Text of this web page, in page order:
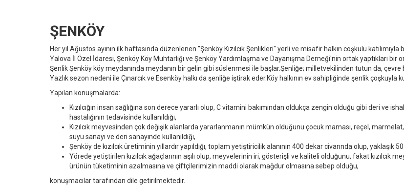
ŞENKÖY
Her yıl Ağustos ayının ilk haftasında düzenlenen "Şenköy Kızılcık Şenlikleri" yerli ve misafir halkın coşkulu
Yalova İl Özel İdaresi, Şenköy Köy Muhtarlığı ve Şenköy Yardımlaşma ve Dayanışma Derneği'nin ortak yaptıkları bir
Şenlik Şenköy köy meydanında meydanın bir gelin gibi süslenmesi ile başlar.Şenliğe; milletvekilinden tutun da, çevre
Yazlık sezon nedeni ile Çınarcık ve Esenköy halkı da şenliğe iştirak eder.Köy halkının ev sahipliğinde şenlik çoşkuyla
Yapılan konuşmalarda:
Kızılcığın insan sağlığına son derece yararlı olup, C vitamini bakımından oldukça zengin olduğu gibi deri ve
hastalığının tedavisinde kullanıldığı,
Kızılcık meyvesinden çok değişik alanlarda yararlanmanın mümkün olduğunu çocuk maması, reçel,
suyu sanayi ve deri sanayinde kullanıldığı,
Şenköy de kızılcık üretiminin yıllardır yapıldığı, toplam yetiştiricilik alanının 400 dekar civarında olup,
Yörede yetiştirilen kızılcık ağaçlarının aşılı olup, meyvelerinin iri, gösterişli ve kaliteli olduğunu, fakat kızılcık
ürünün tüketiminin azalmasına ve çiftçilerimizin maddi olarak mağdur olmasına sebep olduğu,
konuşmacılar tarafından dile getirilmektedir.